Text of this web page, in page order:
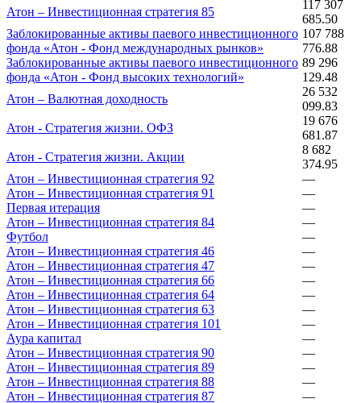
Атон – Инвестиционная стратегия 85
117 307
685.50
Заблокированные активы паевого инвестиционного
фонда «Атон - Фонд международных рынков»
107 788
776.88
Заблокированные активы паевого инвестиционного
фонда «Атон - Фонд высоких технологий»
89 296
129.48
Атон – Валютная доходность
26 532
099.83
Атон - Стратегия жизни. ОФЗ
19 676
681.87
Атон - Стратегия жизни. Акции
8 682
374.95
Атон – Инвестиционная стратегия 92
—
Атон – Инвестиционная стратегия 91
—
Первая итерация
—
Атон – Инвестиционная стратегия 84
—
Футбол
—
Атон – Инвестиционная стратегия 46
—
Атон – Инвестиционная стратегия 47
—
Атон – Инвестиционная стратегия 66
—
Атон – Инвестиционная стратегия 64
—
Атон – Инвестиционная стратегия 63
—
Атон – Инвестиционная стратегия 101
—
Аура капитал
—
Атон – Инвестиционная стратегия 90
—
Атон – Инвестиционная стратегия 89
—
Атон – Инвестиционная стратегия 88
—
Атон – Инвестиционная стратегия 87
—